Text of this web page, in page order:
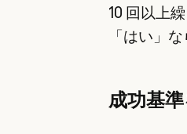
10 回以上
「はい」
成功基